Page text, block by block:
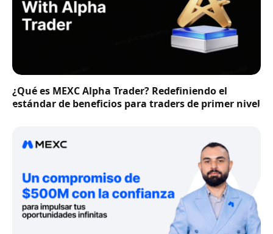
¿Qué es MEXC Alpha Trader? Redefiniendo el
estándar de beneficios para traders de primer nivel